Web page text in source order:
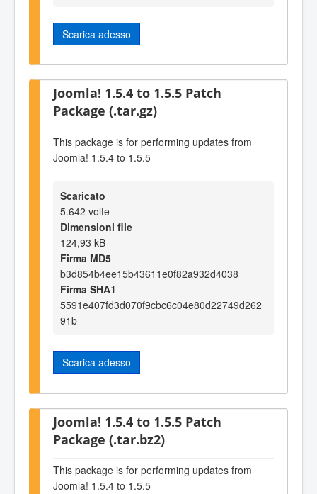
Scarica adesso
Joomla! 1.5.4 to 1.5.5 Patch
Package (.tar.gz)
This package is for performing updates from
Joomla! 1.5.4 to 1.5.5
Scaricato
5.642 volte
Dimensioni file
124,93 kB
Firma MD5
b3d854b4ee15b43611e0f82a932d4038
Firma SHA1
5591e407fd3d070f9cbc6c04e80d22749d262
91b
Scarica adesso
Joomla! 1.5.4 to 1.5.5 Patch
Package (.tar.bz2)
This package is for performing updates from
Joomla! 1.5.4 to 1.5.5